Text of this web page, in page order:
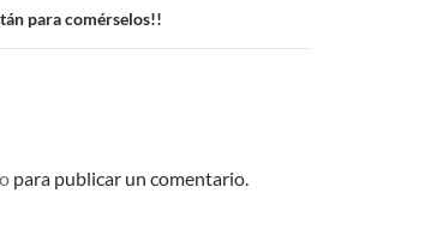
para comérselos!!
para publicar un comentario.